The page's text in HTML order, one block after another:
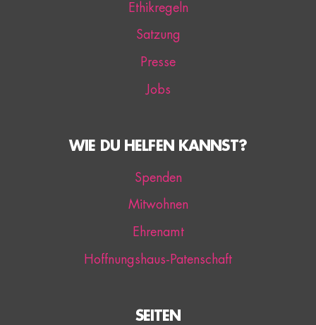
Ethikregeln
Satzung
Presse
Jobs
WIE DU HELFEN KANNST?
Spenden
Mitwohnen
Ehrenamt
Hoffnungshaus-Patenschaft
SEITEN